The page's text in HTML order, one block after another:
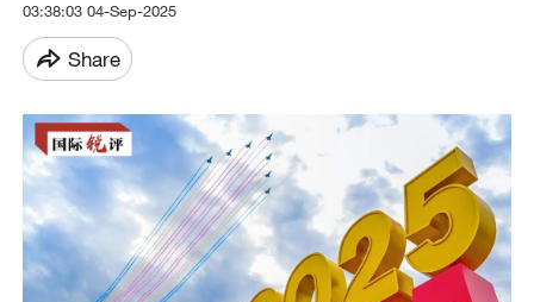
03:38:03 04-Sep-2025
Share